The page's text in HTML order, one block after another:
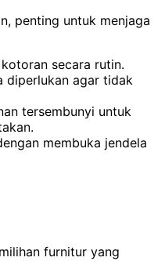
penting untuk menjaga
secara rutin.
diperlukan agar tidak
tersembunyi untuk
membuka jendela
furnitur yang